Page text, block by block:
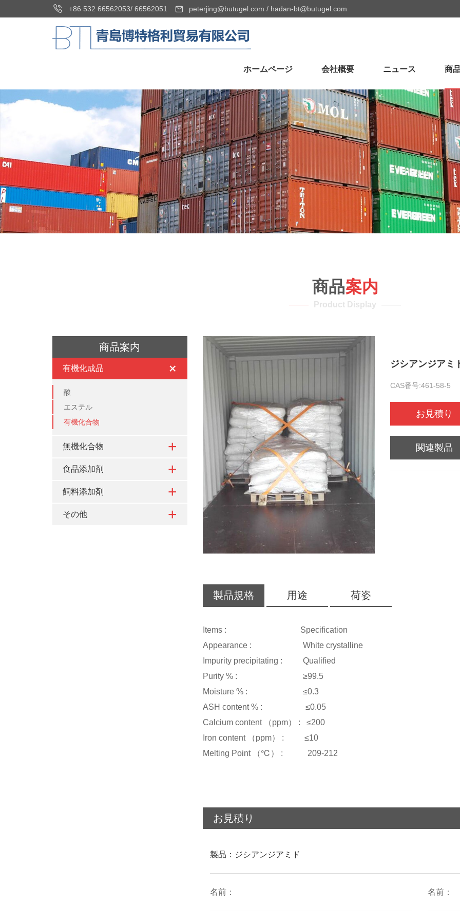
+86 532 66562053/ 66562051 peterjing@butugel.com / hadan-bt@butugel.com
ホームページ 会社概要 ニュース 商
商品案内
Product Display
商品案内
有機化成品
酸
エステル
有機化合物
無機化合物
食品添加剤
飼料添加剤
その他
ジシアンジアミ
CAS番号:461-58-5
お見積り
関連製品
製品規格 用途 荷姿
Items : Specification
Appearance : White crystalline
Impurity precipitating : Qualified
Purity % : ≥99.5
Moisture % : ≤0.3
ASH content % : ≤0.05
Calcium content （ppm） : ≤200
Iron content （ppm） : ≤10
Melting Point （℃） : 209-212
お見積り